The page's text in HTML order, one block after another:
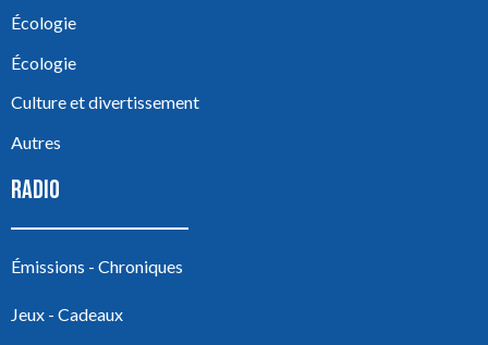
Écologie
Écologie
Culture et divertissement
Autres
RADIO
Émissions - Chroniques
Jeux - Cadeaux